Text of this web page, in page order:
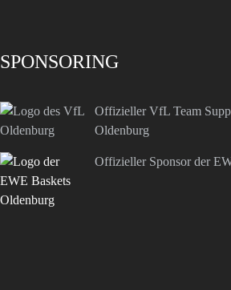
SPONSORING
Offizieller VfL Team
Oldenburg
Offizieller Sponsor der